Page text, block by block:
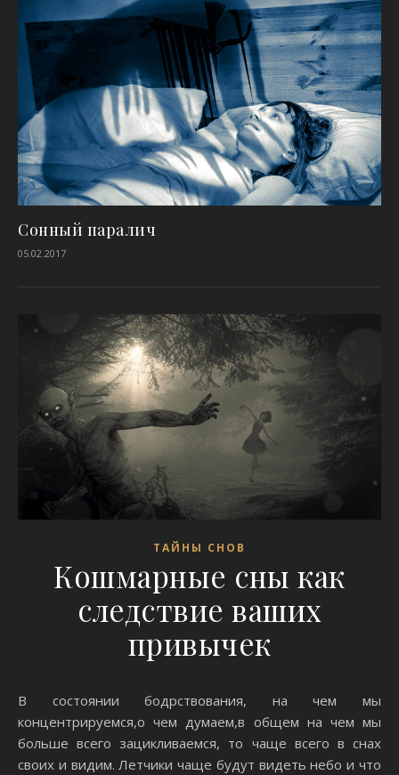
Сонный паралич
05.02.2017
ТАЙНЫ СНОВ
Кошмарные сны как
следствие ваших
привычек
В состоянии бодрствования, на чем мы
концентрируемся,о чем думаем,в общем на чем мы
больше всего зацикливаемся, то чаще всего в снах
своих и видим. Летчики чаще будут видеть небо и что